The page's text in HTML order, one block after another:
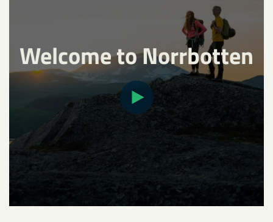
Welcome to Norrbotten